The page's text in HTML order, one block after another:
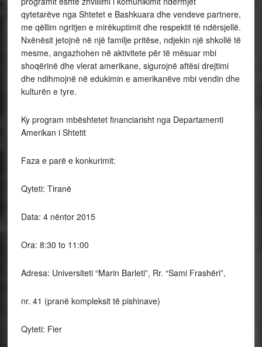
qytetarëve nga Shtetet e Bashkuara dhe vendeve partnere,
me qëllim ngritjen e mirëkuptimit dhe respektit të ndërsjellë.
Nxënësit jetojnë në një familje pritëse, ndjekin një shkollë të
mesme, angazhohen në aktivitete për të mësuar mbi
shoqërinë dhe vlerat amerikane, sigurojnë aftësi drejtimi
dhe ndihmojnë në edukimin e amerikanëve mbi vendin dhe
kulturën e tyre.
Ky program mbështetet financiarisht nga Departamenti
Amerikan i Shtetit
Faza e parë e konkurimit:
Qyteti: Tiranë
Data: 4 nëntor 2015
Ora: 8:30 to 11:00
Adresa: Universiteti “Marin Barleti”, Rr. “Sami Frashëri”,
nr. 41 (pranë kompleksit të pishinave)
Qyteti: Fier